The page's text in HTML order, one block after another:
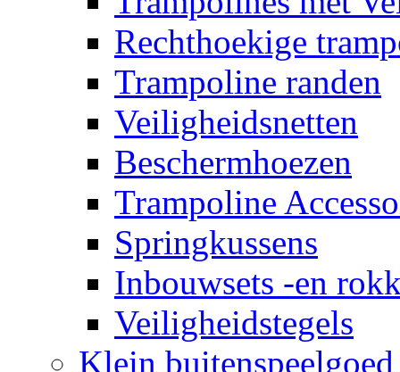
Rechthoekige
Trampoline randen
Veiligheidsnetten
Beschermhoezen
Trampoline
Springkussens
Inbouwsets -en
Veiligheidstegels
Klein buitenspeelgoed